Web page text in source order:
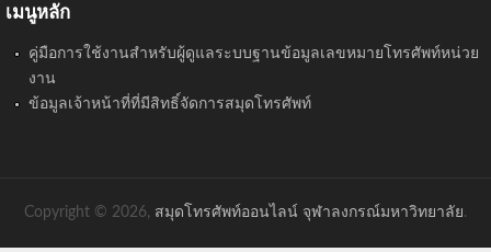
เมนูหลัก
คู่มือการใช้งานสำหรับผู้ดูแลระบบฐานข้อมูลเลขหมายโทรศัพท์หน่วย
งาน
ข้อมูลเจ้าหน้าที่ที่มีสิทธิ์จัดการสมุดโทรศัพท์
Copyright © 2026, สมุดโทรศัพท์ออนไลน์ จุฬาลงกรณ์มหาวิทยาลัย.